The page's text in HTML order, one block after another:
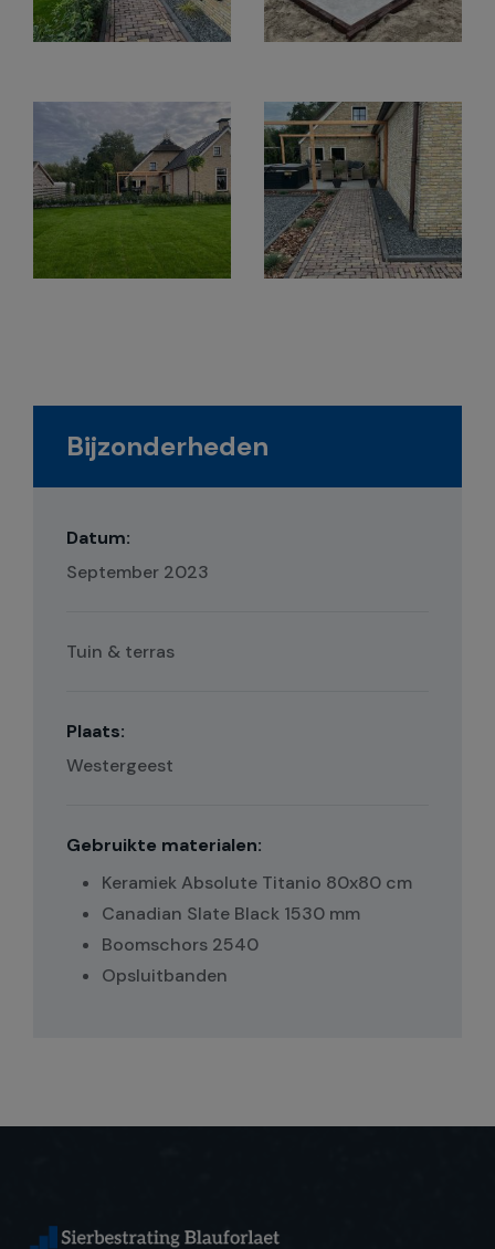
Bijzonderheden
Datum:
September 2023
Tuin & terras
Plaats:
Westergeest
Gebruikte materialen:
Keramiek Absolute Titanio 80x80 cm
Canadian Slate Black 1530 mm
Boomschors 2540
Opsluitbanden